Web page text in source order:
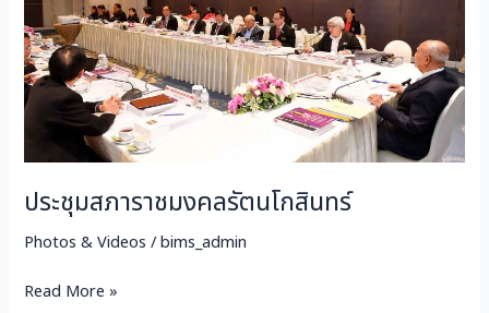
ประชุมสภาราชมงคลรัตนโกสินทร์
Photos & Videos /bims_admin
Read More »